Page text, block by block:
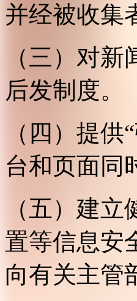
并经被收集
（三）对
后发制度。
（四）提
台和页面同
（五）建
置等信息安
向有关主管